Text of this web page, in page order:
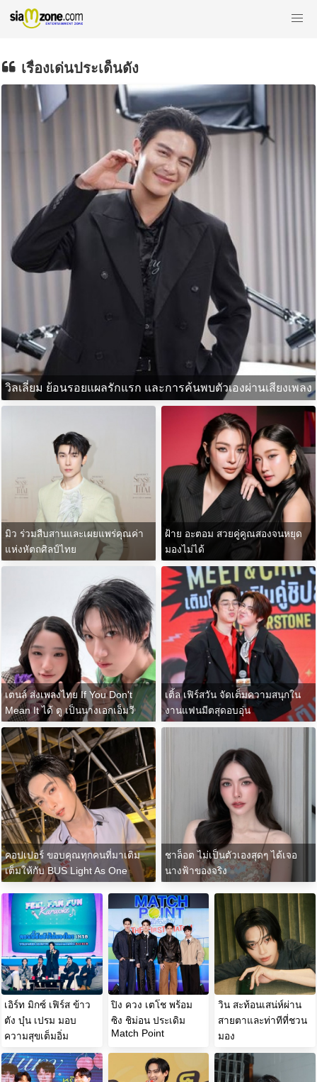
เรื่องเด่นประเด็นดัง
วิลเลี่ยม ย้อนรอยแผลรักแรก และการค้นพบตัวเองผ่านเสียงเพลง
มิว ร่วมสืบสานและเผยแพร่คุณค่า
แห่งหัตถศิลป์ไทย
ฝ้าย อะตอม สวยคู่คูณสองจนหยุด
มองไม่ได้
เตนล์ ส่งเพลงไทย If You Don't
Mean It ได้ ตู เป็นนางเอกเอ็มวี
เติ้ล เฟิร์สวัน จัดเต็มความสนุกใน
งานแฟนมีตสุดอบอุ่น
คอปเปอร์ ขอบคุณทุกคนที่มาเติม
เต็มให้กับ BUS Light As One
ชาล็อต ไม่เป็นตัวเองสุดๆ ได้เจอ
นางฟ้าของจริง
เอิร์ท มิกซ์ เฟิร์ส ข้าว
ตัง บุ๋น เปรม มอบ
ความสุขเต็มอิ่ม
ปิง ควง เตโช พร้อม
ซิง ชิม่อน ประเดิม
Match Point
วิน สะท้อนเสน่ห์ผ่าน
สายตาและท่าทีที่ชวน
มอง